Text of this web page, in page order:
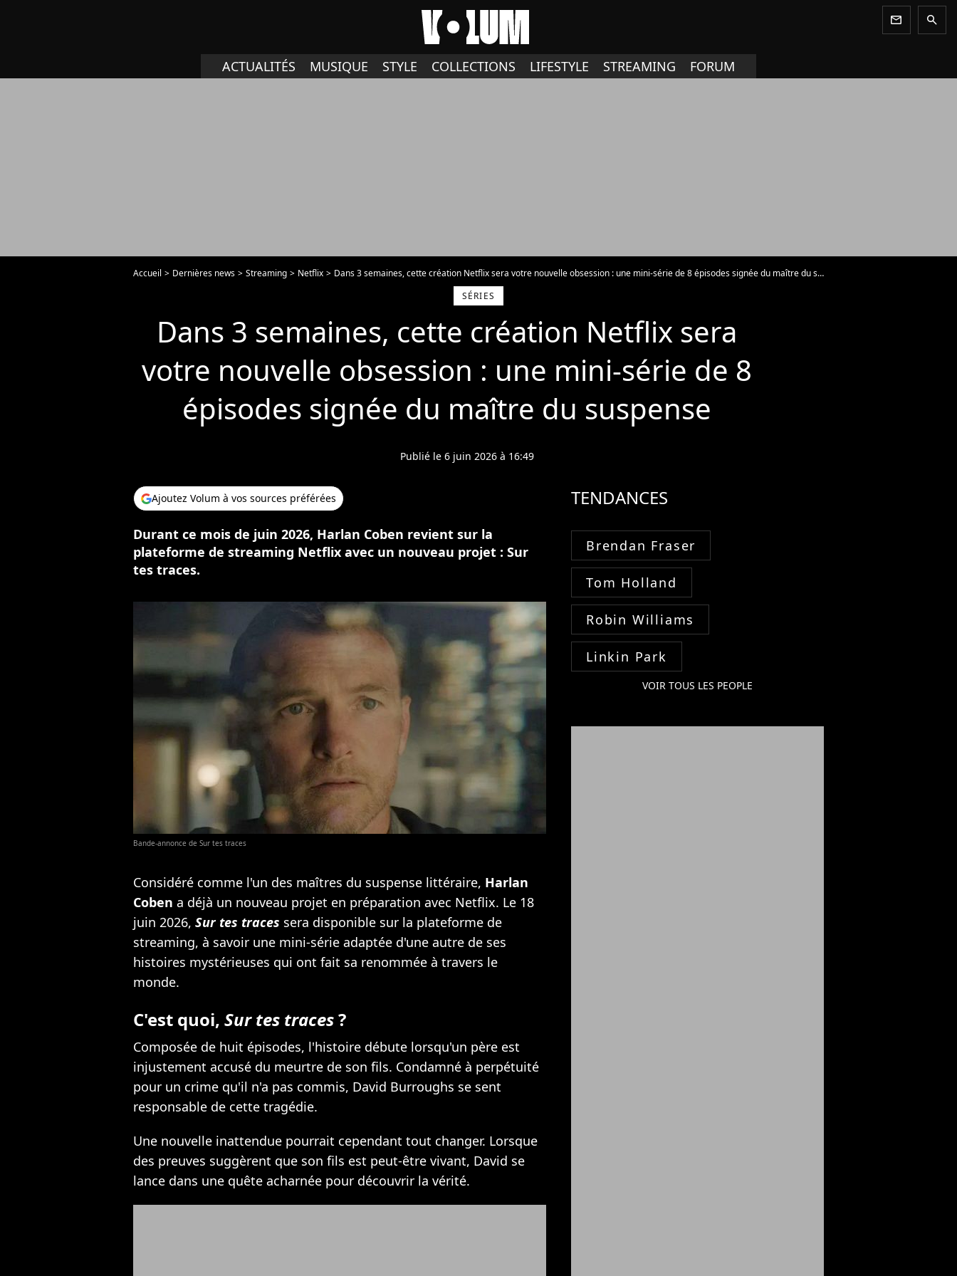
newsletter search
ACTUALITÉS MUSIQUE STYLE COLLECTIONS LIFESTYLE STREAMING FORUM
Accueil Dernières news Streaming Netflix
Dans 3 semaines, cette création Netflix sera votre nouvelle obsession : une mini-série de 8 épisodes signée du maître du suspense
SÉRIES
Dans 3 semaines, cette création Netflix sera
votre nouvelle obsession : une mini-série de 8
épisodes signée du maître du suspense
Publié le 6 juin 2026 à 16:49
Ajoutez Volum à vos sources préférées
Durant ce mois de juin 2026, Harlan Coben revient sur la
plateforme de streaming Netflix avec un nouveau projet : Sur
tes traces.
Bande-annonce de Sur tes traces
Considéré comme l'un des maîtres du suspense littéraire, Harlan
Coben a déjà un nouveau projet en préparation avec Netflix. Le 18
juin 2026, Sur tes traces sera disponible sur la plateforme de
streaming, à savoir une mini-série adaptée d'une autre de ses
histoires mystérieuses qui ont fait sa renommée à travers le
monde.
C'est quoi, Sur tes traces?
Composée de huit épisodes, l'histoire débute lorsqu'un père est
injustement accusé du meurtre de son fils. Condamné à perpétuité
pour un crime qu'il n'a pas commis, David Burroughs se sent
responsable de cette tragédie.
Une nouvelle inattendue pourrait cependant tout changer. Lorsque
des preuves suggèrent que son fils est peut-être vivant, David se
lance dans une quête acharnée pour découvrir la vérité.
TENDANCES
Brendan Fraser
Tom Holland
Robin Williams
Linkin Park
VOIR TOUS LES PEOPLE